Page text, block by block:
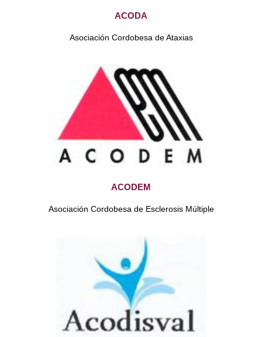
ACODA
Asociación Cordobesa de Ataxias
ACODEM
Asociación Cordobesa de Esclerosis Múltiple